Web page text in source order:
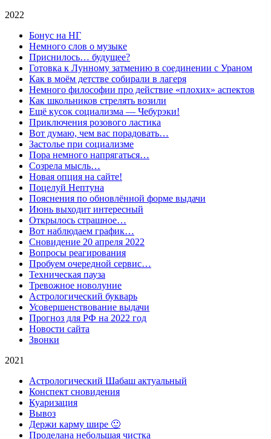
2022
Бонус на НГ
Немного слов о музыке
Приснилось… будущее?
Готовка к Лунному затмению в соединении с Ураном
Как в моём детстве собирали в лагеря
Немного философии про действие «плохих» аспектов
Как школьников стрелять возили
Ещё кусок социализма — Чебурэки!
Приключения розового ластика
Вот думаю, чем вас порадовать…
Застолье при социализме
Пора немного напрягаться…
Созрела мысль…
Новая опция на сайте!
Поцелуй Нептуна
Пояснения по обновлённой форме выдачи
Июнь выходит интересный
Открылось страшное…
Вот наблюдаем график…
Сновидение 20 апреля 2022
Вопросы реагирования
Пробуем очередной сервис…
Техническая пауза
Тревожное новолуние
Астрологический букварь
Усовершенствование выдачи
Прогноз для РФ на 2022 год
Новости сайта
Звонки
2021
Астрологический Шабаш актуальный
Конспект сновидения
Куаризация
Вывоз
Держи карму шире 🙂
Проделана небольшая чистка